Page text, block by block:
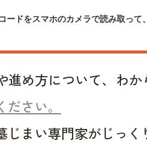
ードをスマホのカメラで読み取っ
進め方について、わか
さい。
じまい専門家がじっく